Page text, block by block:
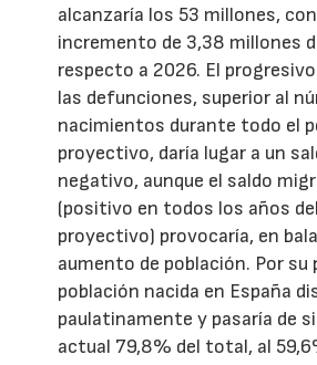
alcanzaría los 53 millones,
incremento de 3,38 millones
respecto a 2026. El
las defunciones, superior al
nacimientos durante todo el
proyectivo, daría lugar a un
negativo, aunque el saldo
(positivo en todos los años
proyectivo) provocaría, en
aumento de población. Por su
población nacida en España
paulatinamente y pasaría de
actual 79,8% del total, al